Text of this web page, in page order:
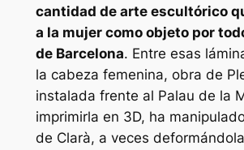
cantidad de arte escultórico
a la mujer como objeto por
de Barcelona. Entre esas
la cabeza femenina, obra de
instalada frente al Palau de la
imprimirla en 3D, ha
de Clarà, a veces